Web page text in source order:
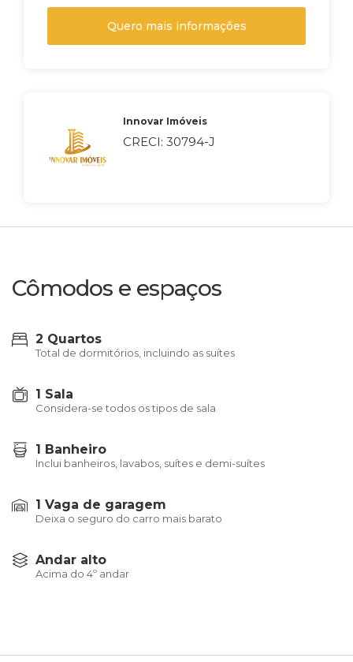
Quero mais informações
Innovar Imóveis
CRECI: 30794-J
Cômodos e espaços
2 Quartos
Total de dormitórios, incluindo as suítes
1 Sala
Considera-se todos os tipos de sala
1 Banheiro
Inclui banheiros, lavabos, suítes e demi-suítes
1 Vaga de garagem
Deixa o seguro do carro mais barato
Andar alto
Acima do 4º andar